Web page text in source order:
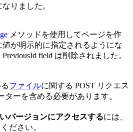
りました。
メソッドを使用してページを作
値が明示的に指定されるようにな
field は削除されました。
ファイルに関する POST リクエス
ターを含める必要があります。
バージョンにアクセスするには、
ださい。